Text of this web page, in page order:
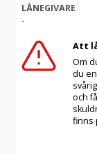
LÅNEGIVARE
-
Att
Om
du
och
finns